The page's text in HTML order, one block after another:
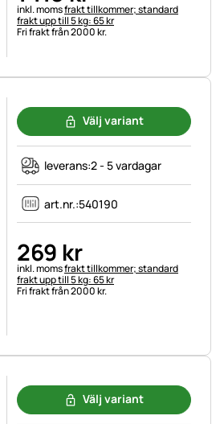
Skatteinformation:
inkl. momsfrakt tillkommer; standard
frakt upp till 5 kg: 65 kr
Fri frakt från 2000 kr.
Välj variant
leverans:2 - 5 vardagar
art.nr.:540190
269 kr
Skatteinformation:
inkl. momsfrakt tillkommer; standard
frakt upp till 5 kg: 65 kr
Fri frakt från 2000 kr.
Välj variant